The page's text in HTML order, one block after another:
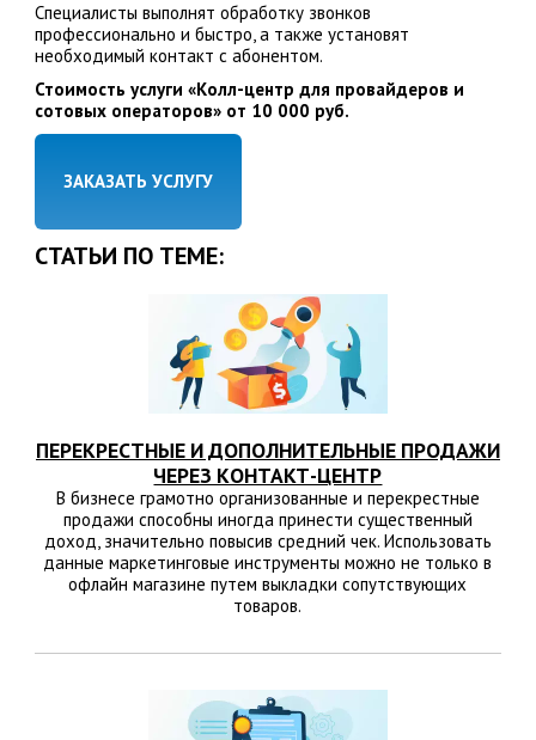
Специалисты выполнят обработку звонков
профессионально и быстро, а также установят
необходимый контакт с абонентом.
Стоимость услуги «Колл-центр для провайдеров и
сотовых операторов» от 10 000 руб.
ЗАКАЗАТЬ УСЛУГУ
СТАТЬИ ПО ТЕМЕ:
ПЕРЕКРЕСТНЫЕ И ДОПОЛНИТЕЛЬНЫЕ ПРОДАЖИ
ЧЕРЕЗ КОНТАКТ-ЦЕНТР
В бизнесе грамотно организованные и перекрестные
продажи способны иногда принести существенный
доход, значительно повысив средний чек. Использовать
данные маркетинговые инструменты можно не только в
офлайн магазине путем выкладки сопутствующих
товаров.